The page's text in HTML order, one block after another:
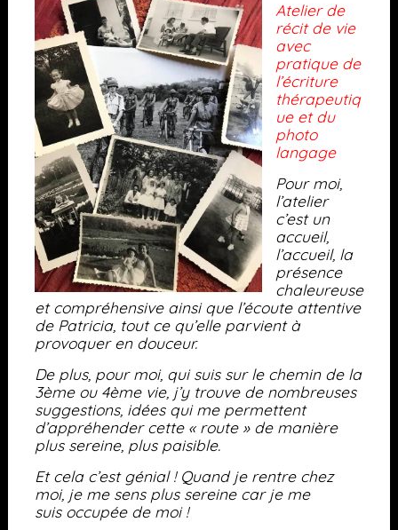
Atelier de
récit de vie
avec
pratique de
l’écriture
thérapeutiq
ue et du
photo
langage
Pour moi,
l’atelier
c’est un
accueil,
l’accueil, la
présence
chaleureuse
et compréhensive ainsi que l’écoute attentive
de Patricia, tout ce qu’elle parvientà
provoquer en douceur.
De plus, pour moi, qui suis sur le chemin de la
3ème ou 4ème vie, j’y trouve de nombreuses
suggestions, idées qui me permettent
d’appréhender cette « route » de manière
plus sereine, plus paisible.
Et cela c’est génial ! Quand je rentre chez
moi, je me sens plus sereine car je me
suis occupée de moi !